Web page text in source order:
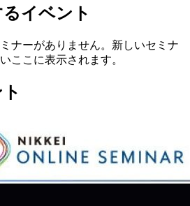
イベント
ナーがありません。新しいセミナ
ここに表示されます。